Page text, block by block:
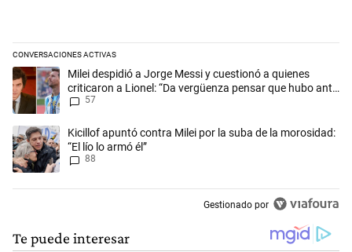
CONVERSACIONES ACTIVAS
Este listado muestra los artículos con más comentarios en los
Un artículo de tendencia con el título "Milei despidió a Jorge Messi y
Milei despidió a Jorge Messi y cuestionó a quienes
criticaron a Lionel: “Da vergüenza pensar que hubo anti-
Messi”
57
Un artículo de tendencia con el título "Kicillof apuntó contra Milei por
Kicillof apuntó contra Milei por la suba de la morosidad:
“El lío lo armó él”
88
Gestionado por